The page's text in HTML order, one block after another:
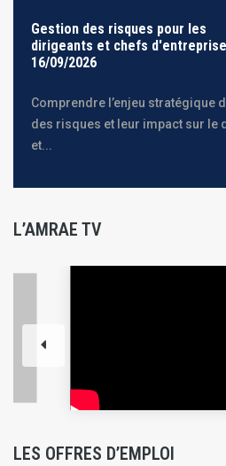
Gestion des risques pour les
dirigeants et chefs
16/09/2026
Comprendre l’enjeu stratégique
des risques et leur impact sur le
et...
L’AMRAE TV
LES OFFRES D’EMPLOI